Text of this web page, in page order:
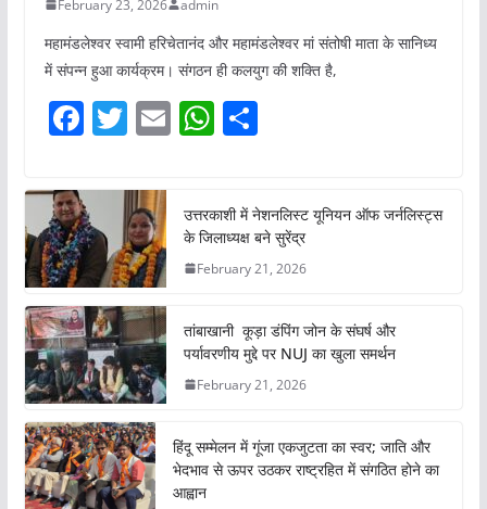
February 23, 2026 admin
महामंडलेश्वर स्वामी हरिचेतानंद और महामंडलेश्वर मां संतोषी माता के सानिध्य
में संपन्न हुआ कार्यक्रम। संगठन ही कलयुग की शक्ति है,
F
c
e
b
o
o
k
T
itt
er
E W
s
A
p
S
e
उत्तरकाशी में नेशनलिस्ट यूनियन ऑफ जर्नलिस्ट्स
के जिलाध्यक्ष बने सुरेंद्र
February 21, 2026
तांबाखानी कूड़ा डंपिंग जोन के संघर्ष और
पर्यावरणीय मुद्दे पर NUJ का खुला समर्थन
February 21, 2026
हिंदू सम्मेलन में गूंजा एकजुटता का स्वर; जाति और
भेदभाव से ऊपर उठकर राष्ट्रहित में संगठित होने का
आह्वान